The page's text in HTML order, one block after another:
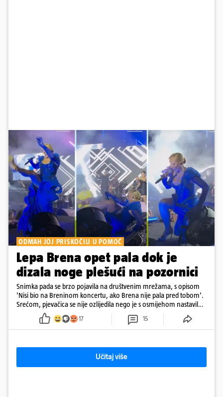
ODMAH JOJ PRISKOČILI U POMOĆ
Lepa Brena opet pala dok je
dizala noge plešući na pozornici
Snimka pada se brzo pojavila na društvenim mrežama, s opisom
'Nisi bio na Breninom koncertu, ako Brena nije pala pred tobom'.
Srećom, pjevačica se nije ozlijedila nego je s osmijehom nastavila
17 15
Učitaj više